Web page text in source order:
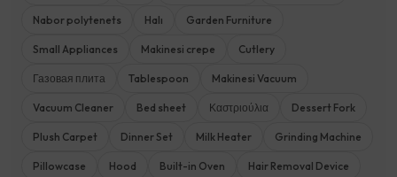
Nabor polytenets Halı Garden Furniture
Small Appliances Makinesi crepe Cutlery
Газовая плита Tablespoon Makinesi Vacuum
Vacuum Cleaner Bed sheet Καστριούλια Dessert Fork
Plush Carpet Dinner Set Milk Heater Grinding Machine
Pillowcase Hood Built-in Oven Hair Removal Device